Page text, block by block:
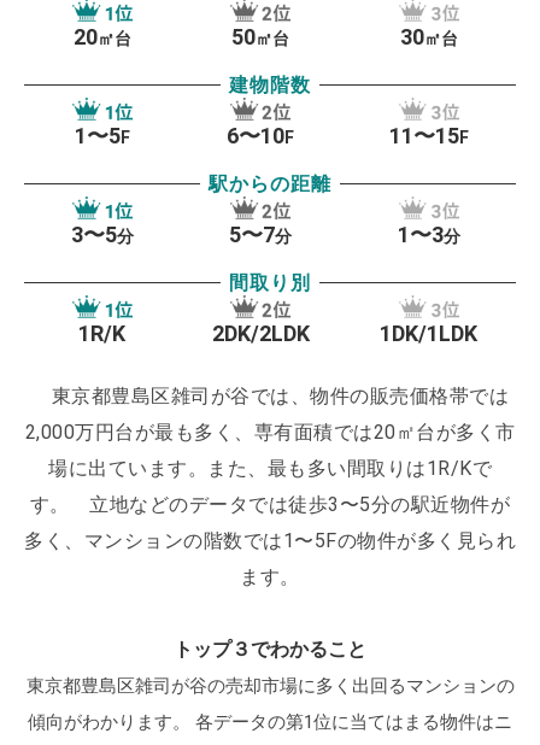
一方で、目白は高級住宅地として知られておりにぎ
やかな繁華街もないため、都内でも人気のエリアで
す。ほかにも駒込、大塚といった山手線沿線など、
徒歩10分圏内に複数駅利用ができることも豊島区内
が住環境として人気のある理由の一つです。
あります。巣鴨地蔵通商店街周辺は区内外から観光
客が多く170店舗以上の加盟店が並ぶ活気のあるエリ
ーケットやコンビニも複数あるため、観光だけでな
く住環境としても魅力があります。
20㎡台 50㎡台 30㎡台
建物階数
1〜5F 6〜10F 11〜15F
駅からの距離
3〜5分 5〜7分 1〜3分
間取り別
1R/K 2DK/2LDK 1DK/1LDK
東京都豊島区雑司が谷では、物件の販売価格帯では
2,000万円台が最も多く、専有面積では20㎡台が多く市
場に出ています。また、最も多い間取りは1R/Kで
す。
立地などのデータでは徒歩3〜5分の駅近物件が
多く、マンションの階数では1〜5Fの物件が多く見られ
ます。
トップ３でわかること
東京都豊島区雑司が谷の売却市場に多く出回るマンションの
傾向がわかります。
各データの第1位に当てはまる物件はニ